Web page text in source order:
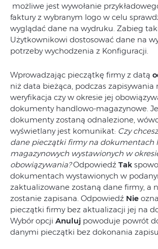
możliwe jest wywołanie
faktury z wybranym logo w celu
wyglądać dane na wydruku. Zabieg
Użytkownikowi dostosować dane na
potrzeby wychodzenia z Konfiguracji.
Wprowadzając pieczątkę firmy z datą
niż data bieżąca, podczas zapisywania
weryfikacja czy w okresie jej
dokumenty handlowo-magazynowe.
dokumenty zostaną odnalezione,
wyświetlany jest komunikat: Czy
dane pieczątki firmy na dokumentach
magazynowych wystawionych w
obowiązywania?Odpowiedź Tak
dokumentach wystawionych w
zaktualizowane zostaną dane firmy, a
zostanie zapisana. Odpowiedź Nie
pieczątki firmy bez aktualizacji jej na
Wybór opcji Anuluj powoduje powrót
danymi pieczątki bez dokonania